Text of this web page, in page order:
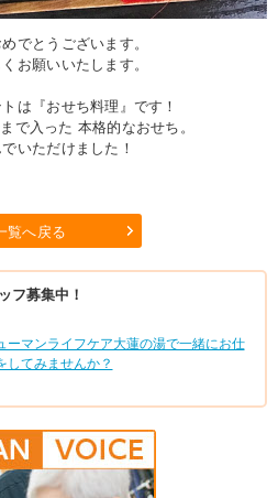
でとうございます。
お願いいたします。
は『おせち料理』です！
で入った 本格的なおせち。
いただけました！
覧へ戻る
フ募集中！
ーマンライフケア大蓮の湯で一緒にお仕
してみませんか？